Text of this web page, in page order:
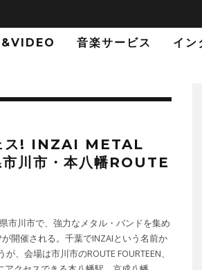
音楽サービス イン
ス! INZAI METAL
川市・本八幡ROUTE
市川市で、強力なメタル・バンドを集め
開催される。千葉でINZAIという名前か
、会場は市川市のROUTE FOURTEEN、